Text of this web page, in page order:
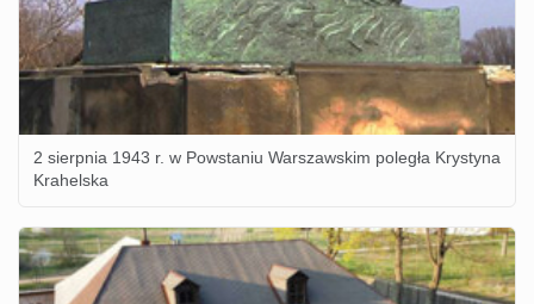
2 sierpnia 1943 r. w Powstaniu Warszawskim poległa Krystyna
Krahelska